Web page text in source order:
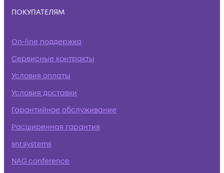
ПОКУПАТЕЛЯМ
On-line поддержка
Сервисные контракты
Условия оплаты
Условия доставки
Гарантийное обслуживание
Расширенная гарантия
snr.systems
NAG.conference